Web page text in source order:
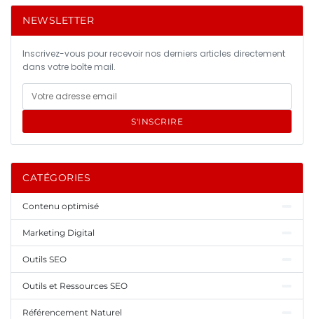
NEWSLETTER
Inscrivez-vous pour recevoir nos derniers articles directement
dans votre boîte mail.
S'INSCRIRE
CATÉGORIES
Contenu optimisé
Marketing Digital
Outils SEO
Outils et Ressources SEO
Référencement Naturel